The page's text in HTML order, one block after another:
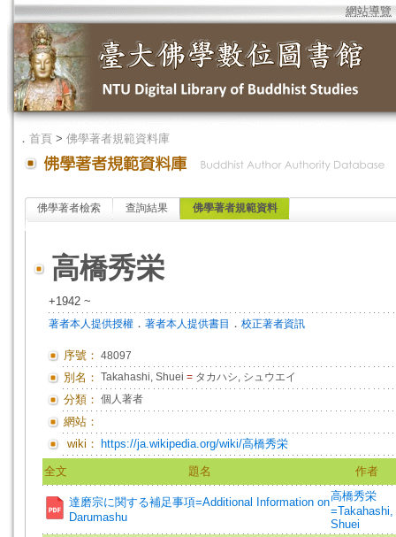
網站導覽
． 首頁 > 佛學著者規範資料庫
佛學著者檢索 查詢結果 佛學著者規範資料
高橋秀栄
+1942 ~
著者本人提供授權 ． 著者本人提供書目 ． 校正著者資訊
序號： 48097
別名： Takahashi, Shuei = タカハシ, シュウエイ
分類： 個人著者
網站：
wiki：
https://ja.wikipedia.org/wiki/高橋秀栄
全文 題名 作者
達磨宗に関する補足事項=Additional Information on
Darumashu
高橋秀栄
=Takahashi,
Shuei